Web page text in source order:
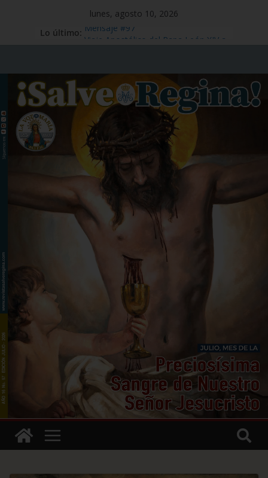
lunes, agosto 10, 2026
Lo último: Mensaje #97
Señor Jesucristo – 1 de julio
Santo Tomás Apóstol – 3 de julio
San Benito abad – 11 de julio